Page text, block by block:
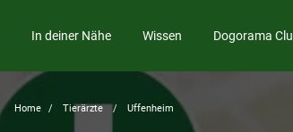
In deiner Nähe Wissen Dogorama
Home Tierärzte Uffenheim